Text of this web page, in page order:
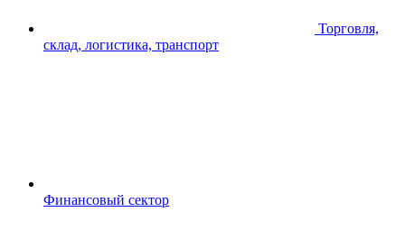
Торговля,
склад, логистика, транспорт
Финансовый сектор